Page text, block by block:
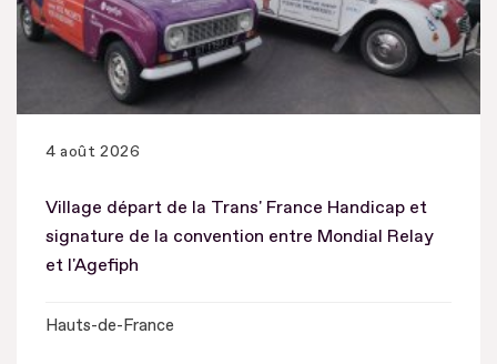
4 août 2026
Village départ de la Trans' France Handicap et
signature de la convention entre Mondial Relay
et l'Agefiph
Hauts-de-France